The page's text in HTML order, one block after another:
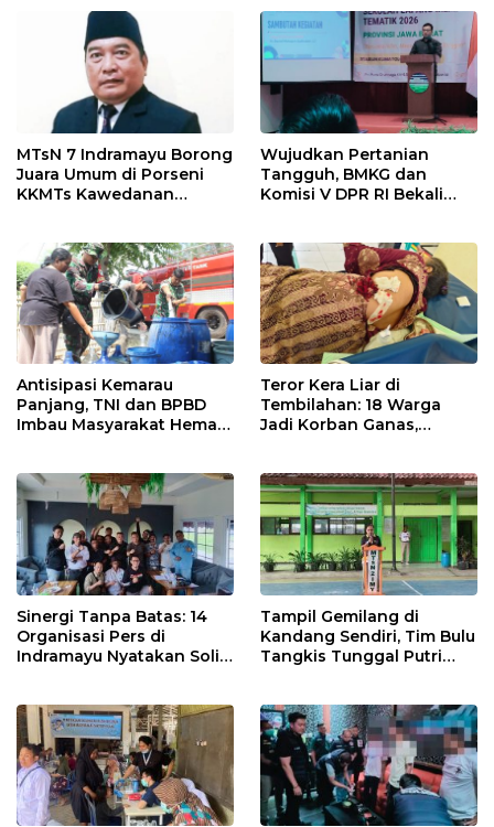
MTsN 7 Indramayu Borong
Juara Umum di Porseni
KKMTs Kawedanan
Wujudkan Pertanian
Tangguh, BMKG dan
Komisi V DPR RI Bekali
Antisipasi Kemarau
Panjang, TNI dan BPBD
Imbau Masyarakat Hemat
Teror Kera Liar di
Tembilahan: 18 Warga
Jadi Korban Ganas,
Sinergi Tanpa Batas: 14
Organisasi Pers di
Indramayu Nyatakan Solid
Tampil Gemilang di
Kandang Sendiri, Tim Bulu
Tangkis Tunggal Putri
Jatibarang 2026